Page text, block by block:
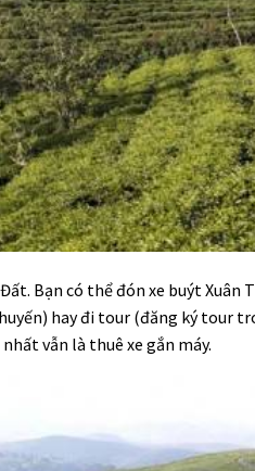
Bạn có thể đón xe buýt
hay đi tour (đăng ký tour
vẫn là thuê xe gắn máy.